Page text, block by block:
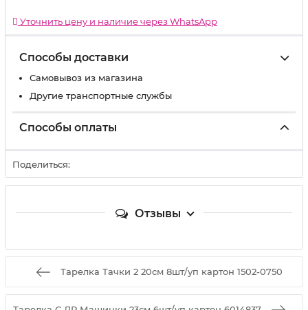
Уточнить цену и наличие через WhatsApp
Способы доставки
Самовывоз из магазина
Другие транспортные службы
Способы оплаты
Поделиться:
Отзывы
Тарелка Тачки 2 20см 8шт/уп картон 1502-0750